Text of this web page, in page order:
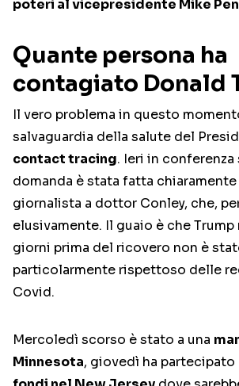
poteri al vicepresidente Mike
Quante persona ha
contagiato Donald
Il vero problema in questo
salvaguardia della salute del
contact tracing. Ieri in conferenza
domanda è stata fatta chiaramente
giornalista a dottor Conley, che,
elusivamente. Il guaio è che
giorni prima del ricovero non è
particolarmente rispettoso delle
Covid.
Mercoledì scorso è stato a una
Minnesota, giovedì ha partecipato